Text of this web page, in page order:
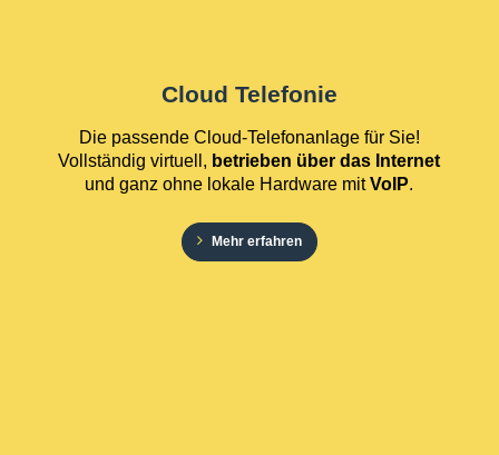
Cloud Telefonie
Die passende Cloud-Telefonanlage für Sie!
Vollständig virtuell, betrieben über das Internet
und ganz ohne lokale Hardware mitVoIP.
Mehr erfahren